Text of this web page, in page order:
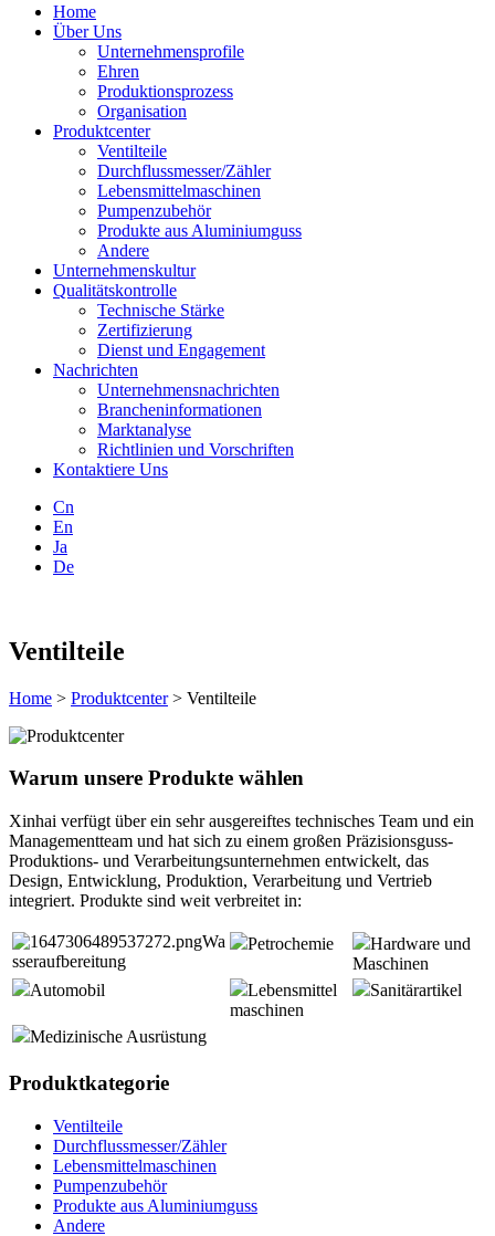
Home
Über Uns
Unternehmensprofile
Ehren
Produktionsprozess
Organisation
Produktcenter
Ventilteile
Durchflussmesser/Zähler
Lebensmittelmaschinen
Pumpenzubehör
Produkte aus Aluminiumguss
Andere
Unternehmenskultur
Qualitätskontrolle
Technische Stärke
Zertifizierung
Dienst und Engagement
Nachrichten
Unternehmensnachrichten
Brancheninformationen
Marktanalyse
Richtlinien und Vorschriften
Kontaktiere Uns
Cn
En
Ja
De
Ventilteile
Home > Produktcenter> Ventilteile
Warum unsere Produkte wählen
Xinhai verfügt über ein sehr ausgereiftes technisches Team und ein
Managementteam und hat sich zu einem großen Präzisionsguss-
Produktions- und Verarbeitungsunternehmen entwickelt, das
Design, Entwicklung, Produktion, Verarbeitung und Vertrieb
integriert. Produkte sind weit verbreitet in:
Wa
sseraufbereitung
Petrochemie
Hardware und
Maschinen
Automobil
Lebensmittel
maschinen
Sanitärartikel
Medizinische Ausrüstung
Produktkategorie
Ventilteile
Durchflussmesser/Zähler
Lebensmittelmaschinen
Pumpenzubehör
Produkte aus Aluminiumguss
Andere